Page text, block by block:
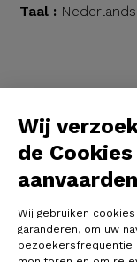
Wij
de
Wij gebruiken
garanderen, om uw
bezoekersfrequentie
Taal : Nederlands